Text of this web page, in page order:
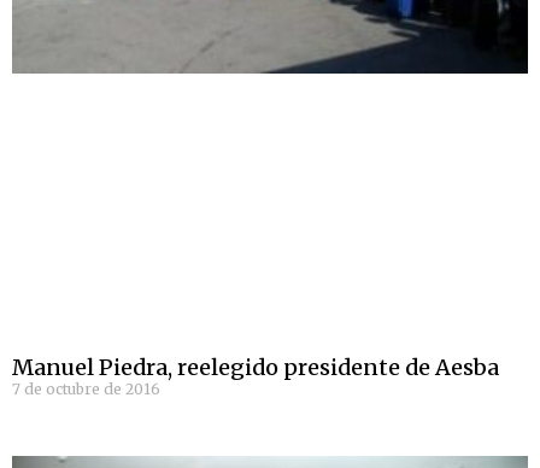
Manuel Piedra, reelegido presidente de Aesba
7 de octubre de 2016